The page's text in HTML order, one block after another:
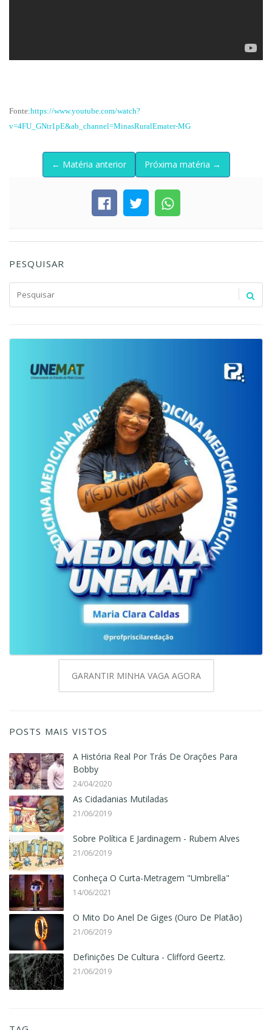
Fonte:https://www.youtube.com/watch?
v=4FU_GNtr1pE&ab_channel=MinasRuralEmater-MG
← Matéria anterior Próxima matéria →
PESQUISAR
GARANTIR MINHA VAGA AGORA
POSTS MAIS VISTOS
A História Real Por Trás De Orações Para
Bobby
24/04/2020
As Cidadanias Mutiladas
21/06/2019
Sobre Política E Jardinagem - Rubem Alves
21/06/2019
Conheça O Curta-Metragem "Umbrella"
14/06/2021
O Mito Do Anel De Giges (Ouro De Platão)
21/06/2019
Definições De Cultura - Clifford Geertz.
21/06/2019